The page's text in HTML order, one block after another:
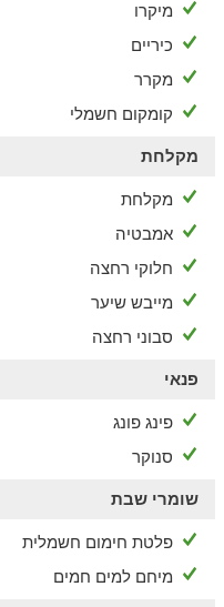
מיקרו
כיריים
מקרר
קומקום חשמלי
מקלחת
מקלחת
אמבטיה
חלוקי רחצה
מייבש שיער
סבוני רחצה
פנאי
פינג פונג
סנוקר
שומרי שבת
פלטת חימום חשמלית
מיחם למים חמים